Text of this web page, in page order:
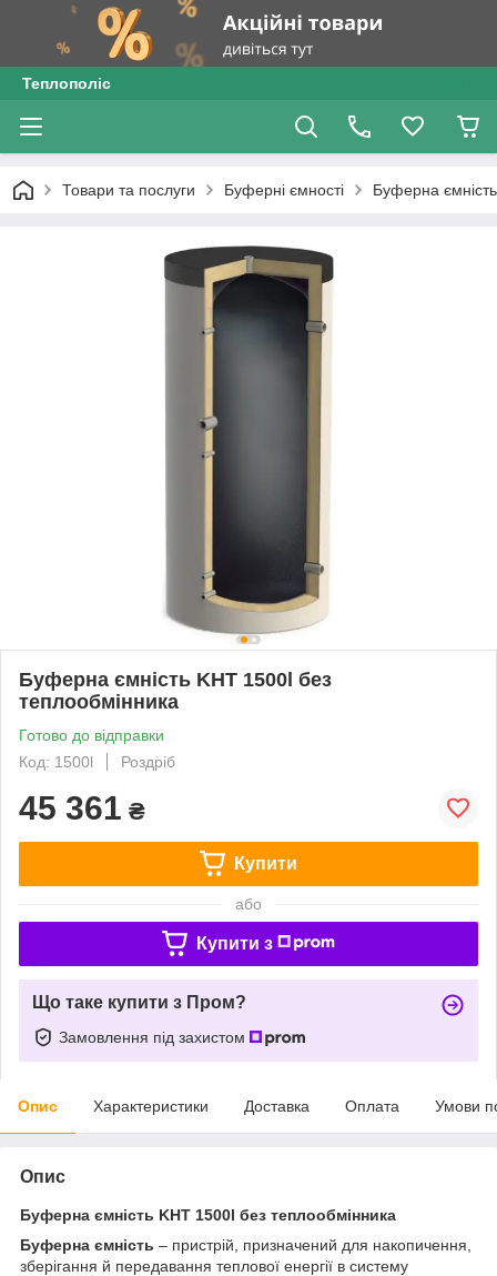
Теплополіс
Товари та послуги Буферні ємності Буферна
Буферна ємність KHT 1500l без
теплообмінника
Готово до відправки
Код: 1500l
Роздріб
45 361 ₴
Купити
або
Купити з
Що таке купити з Пром?
Замовлення під захистом
Опис Характеристики Доставка Оплата Умови
Опис
Буферна ємність KHT 1500l без теплообмінника
Буферна ємність – пристрій, призначений для накопичення,
зберігання й передавання теплової енергії в систему